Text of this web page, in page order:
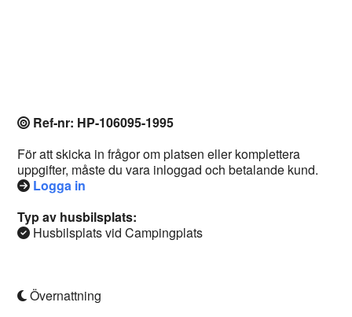
Ref-nr: HP-106095-1995
För att skicka in frågor om platsen eller komplettera
uppgifter, måste du vara inloggad och betalande kund.
Logga in
Typ av husbilsplats:
Husbilsplats vid Campingplats
Övernattning